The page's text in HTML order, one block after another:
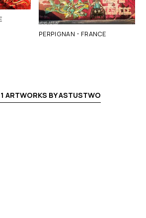
PERPIGNAN · FRANCE
ARTWORKS BYASTUSTWO